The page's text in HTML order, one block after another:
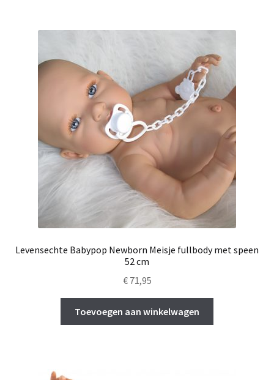
Levensechte Babypop Newborn Meisje fullbody met speen
52 cm
€71,95
Toevoegen aan winkelwagen